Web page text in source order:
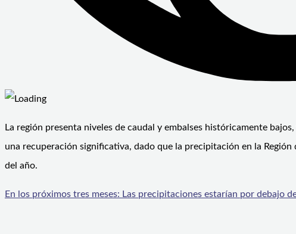
La región presenta niveles de caudal y embalses históricamente
una recuperación significativa, dado que la precipitación en la
del año.
En los próximos tres meses: Las precipitaciones estarían por debajo